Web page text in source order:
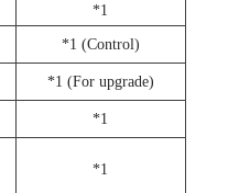
*1
*1 (Control)
*1 (For upgrade)
*1
*1